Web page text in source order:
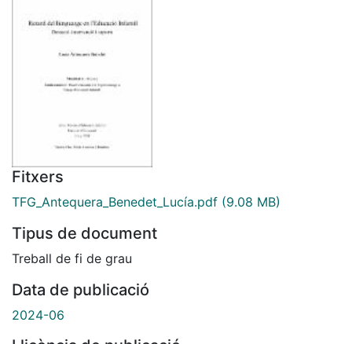
Fitxers
TFG_Antequera_Benedet_Lucía.pdf (9.08 MB)
Tipus de document
Treball de fi de grau
Data de publicació
2024-06